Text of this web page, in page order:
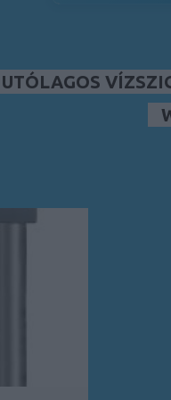
UTÓLAGOS